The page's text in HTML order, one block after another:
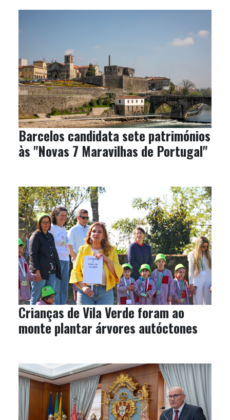
Barcelos candidata sete patrimónios
às "Novas 7 Maravilhas de Portugal"
Crianças de Vila Verde foram ao
monte plantar árvores autóctones